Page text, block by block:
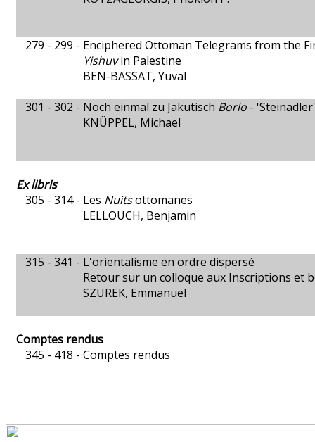
279 - 299 - Enciphered Ottoman Telegrams from the
Yishuvin Palestine
BEN-BASSAT, Yuval
301 - 302 - Noch einmal zu Jakutisch Borlo -
KNÜPPEL, Michael
Ex libris
305 - 314 - Les Nuitsottomanes
LELLOUCH, Benjamin
315 - 341 - L'orientalisme en ordre dispersé
Retour sur un colloque aux Inscriptions et
SZUREK, Emmanuel
Comptes rendus
345 - 418 - Comptes rendus